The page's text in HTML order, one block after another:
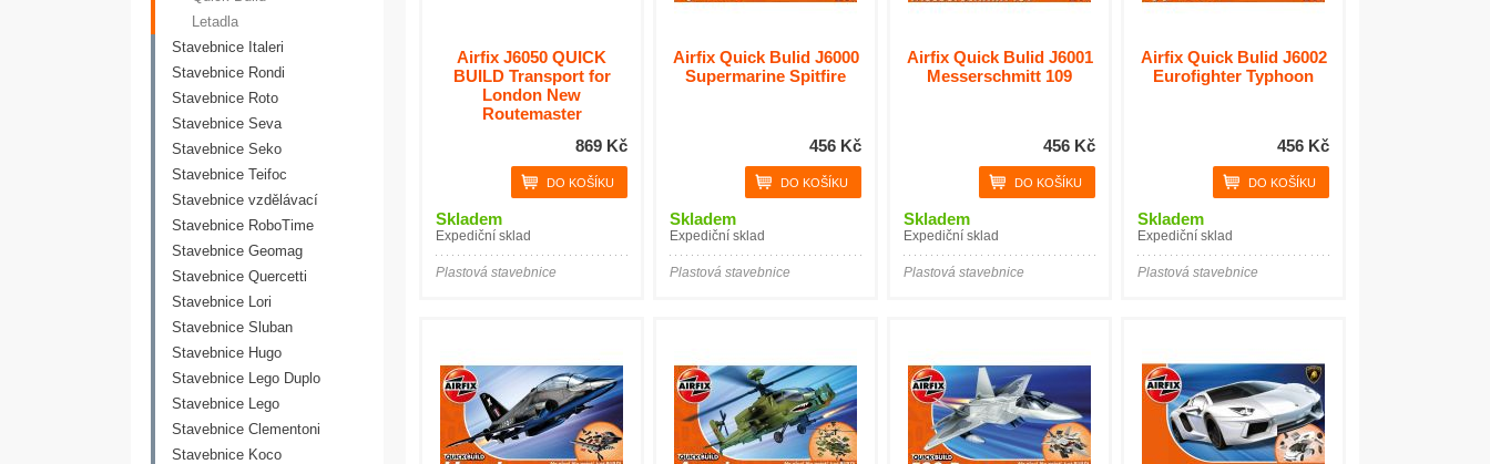
Letadla
Stavebnice Italeri
Stavebnice Rondi
Stavebnice Roto
Stavebnice Seva
Stavebnice Seko
Stavebnice Teifoc
Stavebnice vzdělávací
Stavebnice RoboTime
Stavebnice Geomag
Stavebnice Quercetti
Stavebnice Lori
Stavebnice Sluban
Stavebnice Hugo
Stavebnice Lego Duplo
Stavebnice Lego
Stavebnice Clementoni
Stavebnice Koco
Airfix J6050 QUICK
BUILD Transport for
London New
Routemaster
869 Kč
Skladem
Expediční sklad
Plastová stavebnice
Airfix Quick Bulid J6000
Supermarine Spitfire
456 Kč
Skladem
Expediční sklad
Plastová stavebnice
Airfix Quick Bulid J6001
Messerschmitt 109
456 Kč
Skladem
Expediční sklad
Plastová stavebnice
Airfix Quick Bulid J6002
Eurofighter Typhoon
456 Kč
Skladem
Expediční sklad
Plastová stavebnice